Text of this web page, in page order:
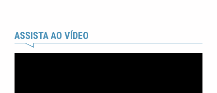
ASSISTA AO VÍDEO